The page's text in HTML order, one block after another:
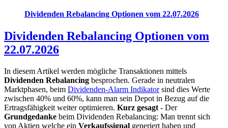
Dividenden Rebalancing Optionen vom 22.07.2026
Dividenden Rebalancing Optionen vom
22.07.2026
In diesem Artikel werden mögliche Transaktionen mittels
Dividenden Rebalancing besprochen. Gerade in neutralen
Marktphasen, beim Dividenden-Alarm Indikatorsind dies Werte
zwischen 40% und 60%, kann man sein Depot in Bezug auf die
Ertragsfähigkeit weiter optimieren. Kurz gesagt - Der
Grundgedanke beim Dividenden Rebalancing: Man trennt sich
von Aktien welche ein Verkaufssignal generiert haben und